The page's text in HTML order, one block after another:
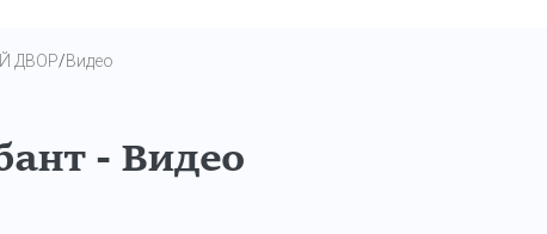
ДВОР/Видео
- Видео